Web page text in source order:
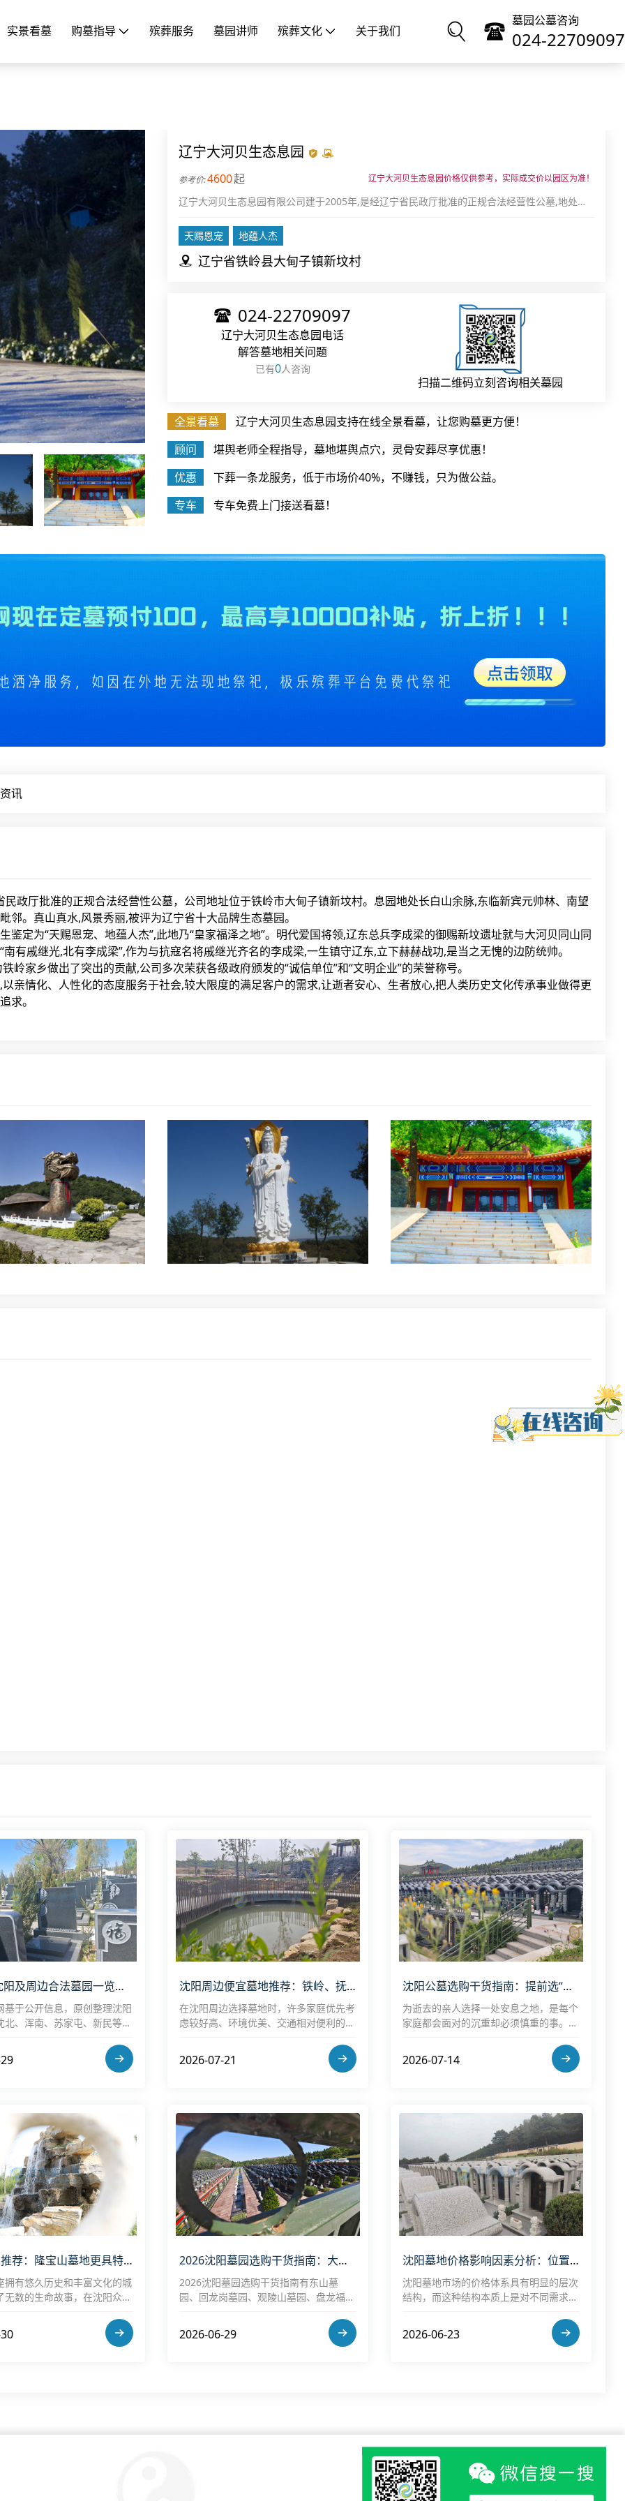
实景看墓 购墓指导 殡葬服务 墓园讲师 殡葬文化 关于我们
墓园公墓咨询
024-22709097
辽宁大河贝生态息园
4600起 辽宁大河贝生态息园价格仅供参考，实际成交价以园区为准！
辽宁大河贝生态息园有限公司建于2005年,是经辽宁省民政厅批准的正规合法经营性公墓,地处长
山真水,风景秀丽
天赐恩宠 地蕴人杰
辽宁省铁岭县大甸子镇新坟村
024-22709097
辽宁大河贝生态息园电话
解答墓地相关问题
已有0人咨询
扫描二维码立刻咨询相关墓园
全景看墓
辽宁大河贝生态息园支持在线全景看墓，让您购墓更方便！
顾问
堪舆老师全程指导，墓地堪舆点穴，灵骨安葬尽享优惠！
优惠
下葬一条龙服务，低于市场价40%，不赚钱，只为做公益。
专车
专车免费上门接送看墓！
讯
厅批准的正规合法经营性公墓，公司地址位于铁岭市大甸子镇新坟村。息园地处长白山余脉,东临新宾元帅林、南望
。真山真水,风景秀丽,被评为辽宁省十大品牌生态墓园。
为“天赐恩宠、地蕴人杰”,此地乃“皇家福泽之地”。明代爱国将领,辽东总兵李成梁的御赐新坟遗址就与大河贝同山同
有戚继光,北有李成梁”,作为与抗寇名将戚继光齐名的李成梁,一生镇守辽东,立下赫赫战功,是当之无愧的边防统帅。
乡做出了突出的贡献,公司多次荣获各级政府颁发的“诚信单位”和“文明企业”的荣誉称号。
情化、人性化的态度服务于社会,较大限度的满足客户的需求,让逝者安心、生者放心,把人类历史文化传承事业做得更
求。
2026年沈阳及周边合法墓园一览表：正规有手续的公墓推荐指南
基于公开信息，原创整理沈阳
北、浑南、苏家屯、新民等）
数据为约数，实际以园区为
优惠或惠民补贴）及选购建
沈阳周边便宜墓地推荐：铁岭、抚顺、本溪低价公墓价格对比（附交通指南）
在沈阳周边选择墓地时，许多家庭优先考
虑较好高、环境优美、交通相对便利的公
圈的重要组成部分，拥有多家正规经营性
或公益性公墓，价格普遍低于沈阳主城
2026-07-21
沈阳公墓选购干货指南：提前选“福地”容易踩的坑 + 5家正规墓园横向对比
为逝去的亲人选择一处安息之地，是每个
家庭都会面对的沉重却必须慎重的事。沈
范，但提前选购（生前预订）越来越常
见，也更容易因信息不对称、情绪化决策
2026-07-14
沈阳墓园推荐：隆宝山墓地更具特色，揭秘经济实惠的墓园选择
拥有悠久历史和丰富文化的城
无数的生命故事，在沈阳众多
成为了众多家属的全新选择之
2026沈阳墓园选购干货指南：大东合规陵园对比，工薪家庭高较好墓园推荐！
2026沈阳墓园选购干货指南有东山墓
园、回龙岗墓园、观陵山墓园、盘龙福地
陵园对比，并为工薪家庭推荐高较好选
项。
2026-06-29
沈阳墓地价格影响因素分析：位置、环境与服务如何决定费用
沈阳墓地市场的价格体系具有明显的层次
结构，而这种结构本质上是对不同需求的
服务三大核心因素的基础上，才能在复杂
的选择中找到适合自身家庭情况的方案，
2026-06-23